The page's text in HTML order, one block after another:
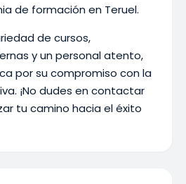
de formación en Teruel.
de cursos,
y un personal atento,
por su compromiso con la
¡No dudes en contactar
tu camino hacia el éxito